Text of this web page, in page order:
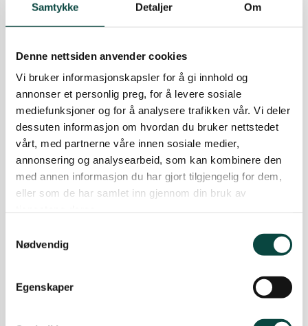
Samtykke Detaljer Om
Denne nettsiden anvender cookies
Vi bruker informasjonskapsler for å gi innhold og
annonser et personlig preg, for å levere sosiale
mediefunksjoner og for å analysere trafikken vår. Vi deler
dessuten informasjon om hvordan du bruker nettstedet
vårt, med partnerne våre innen sosiale medier,
annonsering og analysearbeid, som kan kombinere den
med annen informasjon du har gjort tilgjengelig for dem,
eller som de har samlet inn gjennom din bruk av
Nødvendig
Egenskaper
Lindesnes
Lyngdal
Øst i Agder
Hva skal vi med tyvjoen?
som hekkefugl i Agder
Debattinnlegg Innlegg 19.12.2024
Fyrverkeri: En symboltung feiring
Fyrverkeri vitner om uviljen til forandring og
symboliserer vår motvillighet til å vise hensyn til
mennesker, dyr og miljø.
Debattinnlegg
Innlegg
31.12.2023
FNs Naturpanel har fortalt oss at nær en million
arter står i fare for utryddelse, og svært mange
av disse er fugler. Både Artsdatabanken og
Miljødirektoratet forteller at svært mange av